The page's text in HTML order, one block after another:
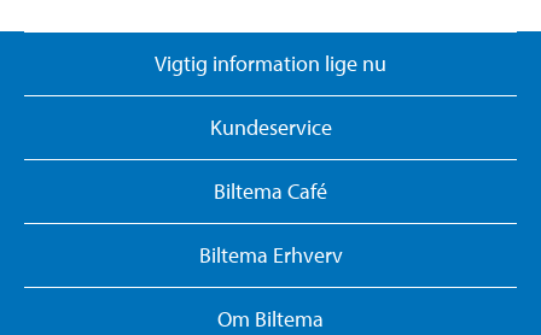
Vigtig information lige nu
Kundeservice
Biltema Café
Biltema Erhverv
Om Biltema